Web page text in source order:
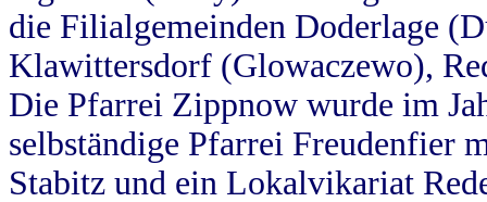
die Filialgemeinden Doderlage
Klawittersdorf (Glowaczewo),
Die Pfarrei Zippnow wurde im
selbständige Pfarrei Freudenfier
Stabitz und ein Lokalvikariat